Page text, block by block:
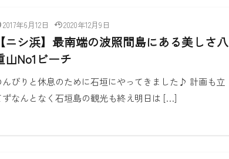
2017年6月12日 2020年12月9日
ニシ浜】最南端の波照間島にある美しさ八
山No1ビーチ
んびりと休息のために石垣にやってきました♪ 計画も立
ずなんとなく石垣島の観光も終え明日は […]